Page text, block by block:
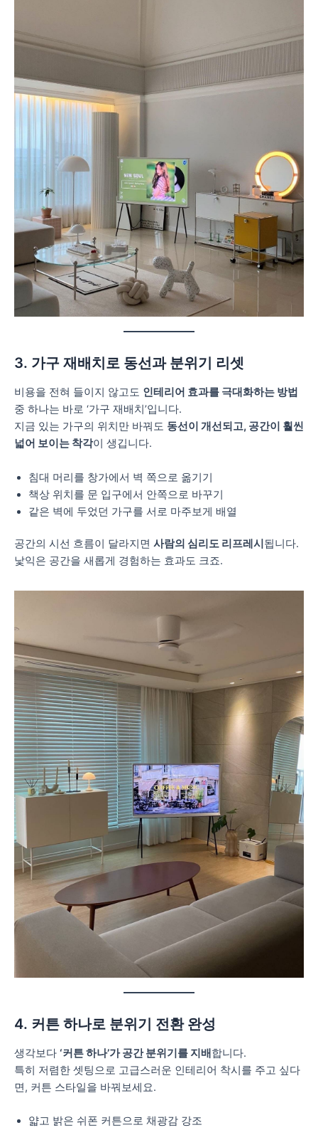
3. 가구 재배치로 동선과 분위기 리셋
비용을 전혀 들이지 않고도 인테리어 효과를 극대화하는 방법
중 하나는 바로 ‘가구 재배치’입니다.
지금 있는 가구의 위치만 바꿔도 동선이 개선되고, 공간이 훨씬
넓어 보이는 착각이 생깁니다.
침대 머리를 창가에서 벽 쪽으로 옮기기
책상 위치를 문 입구에서 안쪽으로 바꾸기
같은 벽에 두었던 가구를 서로 마주보게 배열
공간의 시선 흐름이 달라지면 사람의 심리도 리프레시 됩니다.
낯익은 공간을 새롭게 경험하는 효과도 크죠.
4. 커튼 하나로 분위기 전환 완성
생각보다 ‘커튼 하나’가 공간 분위기를 지배합니다.
특히 저렴한 셋팅으로 고급스러운 인테리어 착시를 주고 싶다
면, 커튼 스타일을 바꿔보세요.
얇고 밝은 쉬폰 커튼으로 채광감 강조